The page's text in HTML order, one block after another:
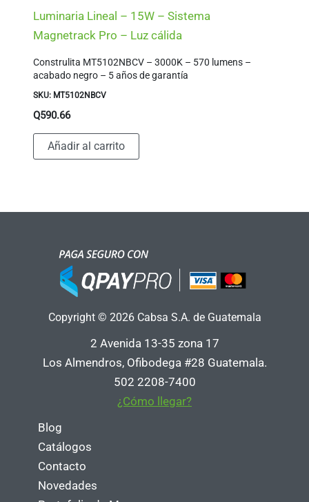
Luminaria Lineal – 15W – Sistema
Magnetrack Pro – Luz cálida
Construlita MT5102NBCV – 3000K – 570 lumens –
acabado negro – 5 años de garantía
SKU: MT5102NBCV
Q590.66
Añadir al carrito
Copyright © 2026 Cabsa S.A. de Guatemala
2 Avenida 13-35 zona 17
Los Almendros, Ofibodega #28 Guatemala.
502 2208-7400
¿Cómo llegar?
Blog
Catálogos
Contacto
Novedades